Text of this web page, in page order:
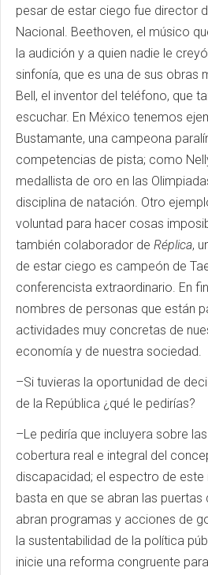
pesar de estar ciego fue director
Nacional. Beethoven, el músico
la audición y a quien nadie le
sinfonía, que es una de sus obras
Bell, el inventor del teléfono, que
escuchar. En México tenemos
Bustamante, una campeona
competencias de pista; como
medallista de oro en las
disciplina de natación. Otro
voluntad para hacer cosas
también colaborador de Réplica,
de estar ciego es campeón de
conferencista extraordinario. En
nombres de personas que están
actividades muy concretas de
economía y de nuestra sociedad.
–Si tuvieras la oportunidad de
de la República ¿qué le pedirías?
–Le pediría que incluyera sobre
cobertura real e integral del
discapacidad; el espectro de
basta en que se abran las puertas
abran programas y acciones de
la sustentabilidad de la política
inicie una reforma congruente